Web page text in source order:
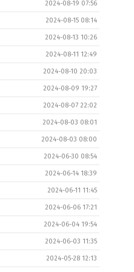
2024-08-19 07:56
2024-08-15 08:14
2024-08-13 10:26
2024-08-11 12:49
2024-08-10 20:03
2024-08-09 19:27
2024-08-07 22:02
2024-08-03 08:01
2024-08-03 08:00
2024-06-30 08:54
2024-06-14 18:39
2024-06-11 11:45
2024-06-06 17:21
2024-06-04 19:54
2024-06-03 11:35
2024-05-28 12:13